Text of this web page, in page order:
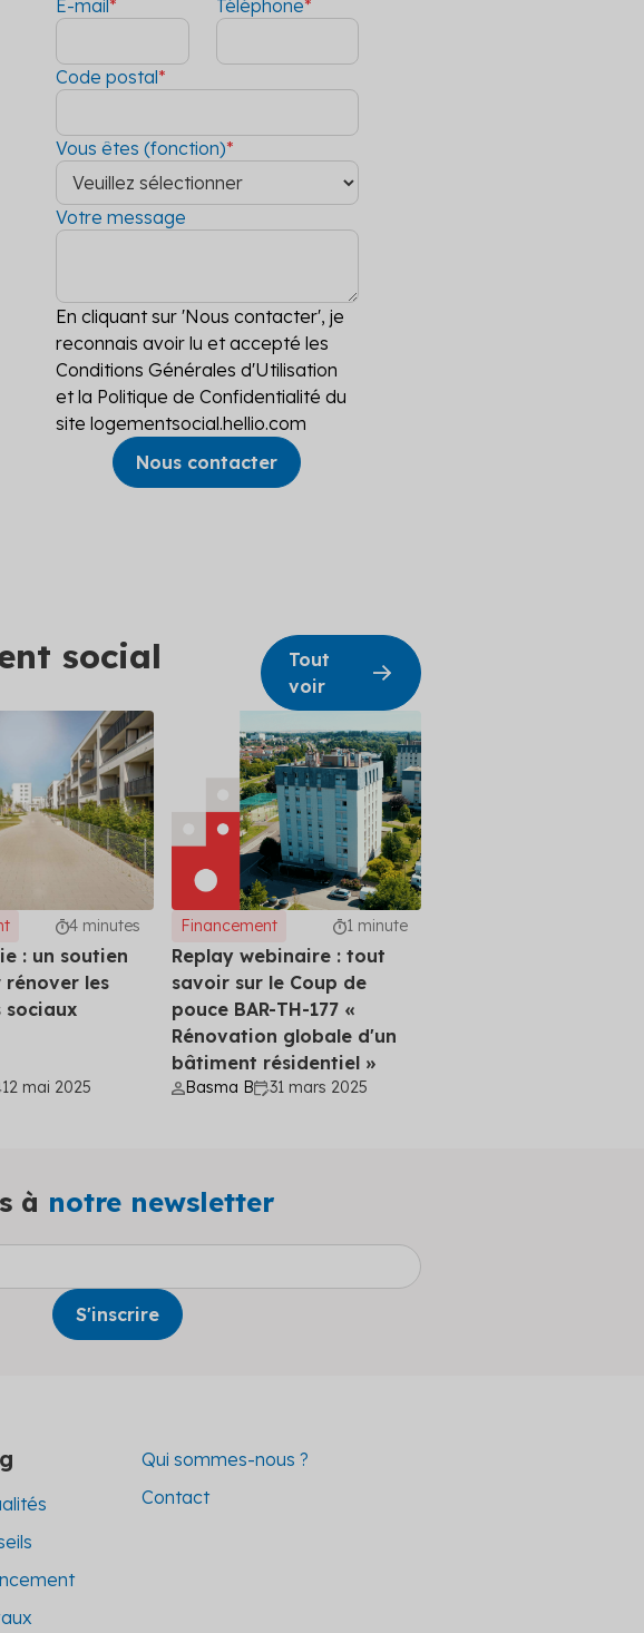
E-mail* Téléphone*
Code postal*
Vous êtes (fonction)*
Votre message
En cliquant sur 'Nous contacter', je
reconnais avoir lu et accepté les
Conditions Générales d'Utilisation
et la Politique de Confidentialité du
site logementsocial.hellio.com
social
Tout
voir
4 minutes
: un soutien
les
sociaux
12 mai 2025
Financement 1 minute
Replay webinaire : tout
savoir sur le Coup de
pouce BAR-TH-177 «
Rénovation globale d'un
bâtiment résidentiel »
Basma B 31 mars 2025
à notre newsletter
Qui sommes-nous ?
Contact